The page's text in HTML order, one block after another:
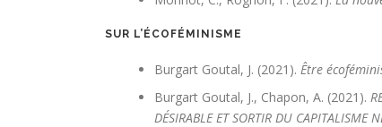
SUR L’ÉCOFÉMINISME
Burgart Goutal, J. (2021). Être
Burgart Goutal, J., Chapon, A. (2021).
DÉSIRABLE ET SORTIR DU CAPITALISME